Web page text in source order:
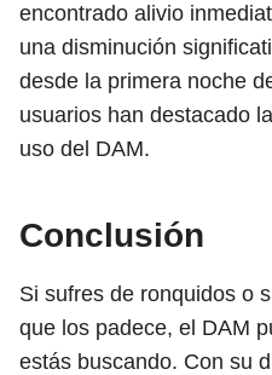
encontrado alivio
una disminución
desde la primera noche
usuarios han destacado
uso del DAM.
Conclusión
Si sufres de ronquidos o
que los padece, el DAM
estás buscando. Con su